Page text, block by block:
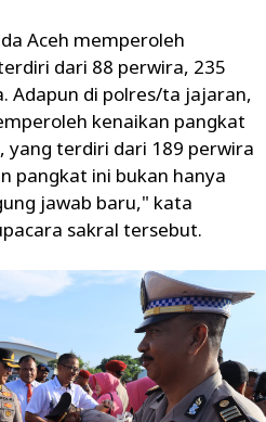
Aceh memperoleh
dari 88 perwira, 235
Adapun di polres/ta jajaran,
kenaikan pangkat
yang terdiri dari 189 perwira
pangkat ini bukan hanya
jawab baru," kata
sakral tersebut.